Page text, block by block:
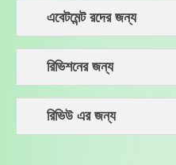
এবেটমেন্ট রদের জন্য
রিভিশনের জন্য
রিভিউ এর জন্য